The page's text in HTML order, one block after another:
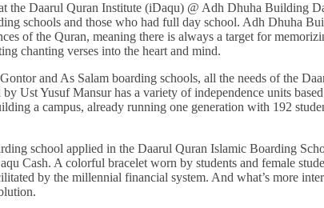
the Daarul Quran Institute (iDaqu) @ Adh Dhuha Building
schools and those who had full day school. Adh Dhuha
of the Quran, meaning there is always a target for
chanting verses into the heart and mind.
and As Salam boarding schools, all the needs of the
Ust Yusuf Mansur has a variety of independence units
a campus, already running one generation with 192
school applied in the Daarul Quran Islamic Boarding
Cash. A colorful bracelet worn by students and female
by the millennial financial system. And what’s more